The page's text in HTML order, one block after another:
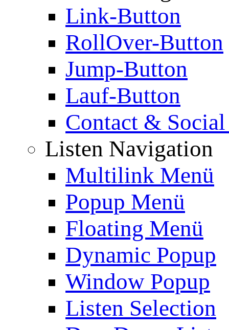
Link-Button
RollOver-Button
Jump-Button
Lauf-Button
Contact &
Listen Navigation
Multilink Menü
Popup Menü
Floating Menü
Dynamic Popup
Window Popup
Listen Selection